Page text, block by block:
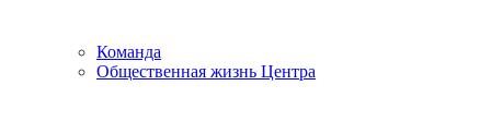
Команда
Общественная жизнь Центра